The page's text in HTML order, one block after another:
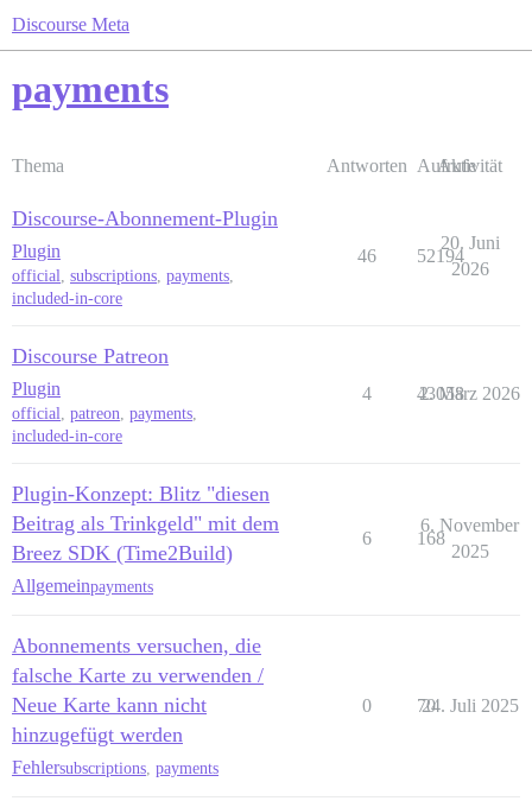
Discourse Meta
payments
Thema Antworten Aufrufe
Aktivität
Discourse-Abonnement-Plugin
Plugin
official, subscriptions, payments,
included-in-core
46 52194
20. Juni
2026
Discourse Patreon
Plugin
official, patreon, payments,
included-in-core
4 43058
2. März 2026
Plugin-Konzept: Blitz "diesen
Beitrag als Trinkgeld" mit dem
Breez SDK (Time2Build)
Allgemeinpayments
6 168
6. November
2025
Abonnements versuchen, die
falsche Karte zu verwenden /
Neue Karte kann nicht
hinzugefügt werden
Fehlersubscriptions payments
0 70
24. Juli 2025